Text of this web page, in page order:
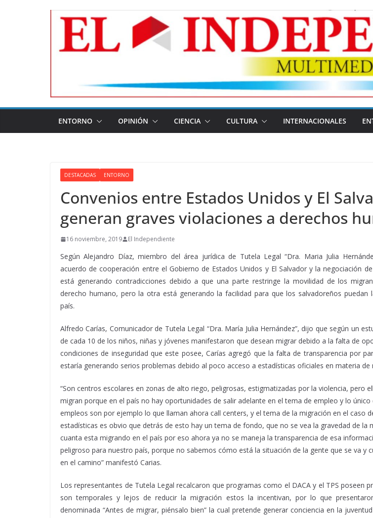
ENTORNO OPINIÓN CIENCIA CULTURA INTERNACIONALES
DESTACADAS ENTORNO
Convenios entre Estados Unidos y El
generan graves violaciones a derechos
16 noviembre, 2019 El Independiente
Según Alejandro Díaz, miembro del área jurídica de Tutela Legal “Dra. Maria Julia
acuerdo de cooperación entre el Gobierno de Estados Unidos y El Salvador y la negociación
está generando contradicciones debido a que una parte restringe la movilidad de los
derecho humano, pero la otra está generando la facilidad para que los salvadoreños puedan
país.
Alfredo Carías, Comunicador de Tutela Legal “Dra. María Julia Hernández”, dijo que según un
de cada 10 de los niños, niñas y jóvenes manifestaron que desean migrar debido a la falta de
condiciones de inseguridad que este posee, Carías agregó que la falta de transparencia por
estaría generando serios problemas debido al poco acceso a estadísticas oficiales en materia de
“Son centros escolares en zonas de alto riego, peligrosas, estigmatizadas por la violencia, pero
migran porque en el país no hay oportunidades de salir adelante en el tema de empleo y lo único
empleos son por ejemplo lo que llaman ahora call centers, y el tema de la migración en el caso
estadísticas es obvio que detrás de esto hay un tema de fondo, que no se vea la gravedad de la
cuanta esta migrando en el país por eso ahora ya no se maneja la transparencia de esa
peligroso para nuestro país, porque no sabemos cómo está la situación de la gente que se va y
en el camino” manifestó Carias.
Los representantes de Tutela Legal recalcaron que programas como el DACA y el TPS poseen
son temporales y lejos de reducir la migración estos la incentivan, por lo que
denominada “Antes de migrar, piénsalo bien” la cual pretende generar conciencia en la